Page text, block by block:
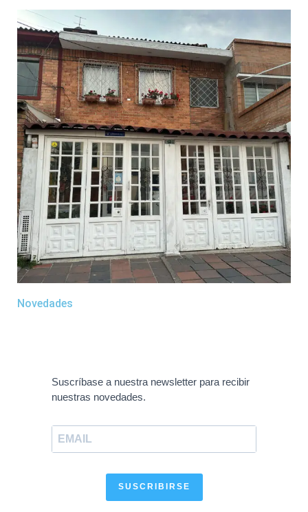
Novedades
Suscríbase a nuestra newsletter para recibir
nuestras novedades.
SUSCRIBIRSE